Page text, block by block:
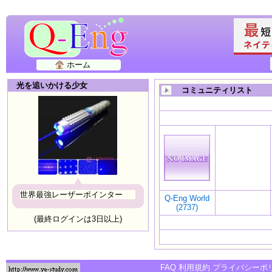
ホーム
光を追いかける少女
世界最強レーザーポインター
(最終ログインは3日以上)
コミュニティリスト
Q-Eng World
(2737)
FAQ 利用規約 プライバシーポ